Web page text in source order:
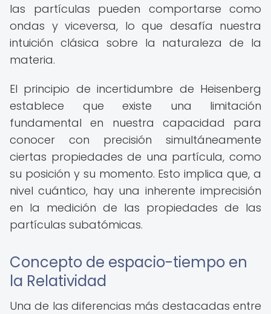
las partículas pueden comportarse como
ondas y viceversa, lo que desafía nuestra
intuición clásica sobre la naturaleza de la
materia.
El principio de incertidumbre de Heisenberg
establece que existe una limitación
fundamental en nuestra capacidad para
conocer con precisión simultáneamente
ciertas propiedades de una partícula, como
su posición y su momento. Esto implica que, a
nivel cuántico, hay una inherente imprecisión
en la medición de las propiedades de las
partículas subatómicas.
Concepto de espacio-tiempo en
la Relatividad
Una de las diferencias más destacadas entre